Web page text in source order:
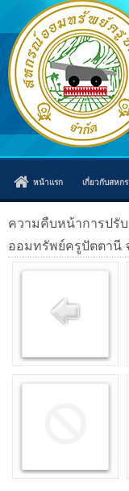
หน้าแรก เกี่ยวกับสหก
ความคืบหน้าการปรั
ออมทรัพย์ครูปัตตานี